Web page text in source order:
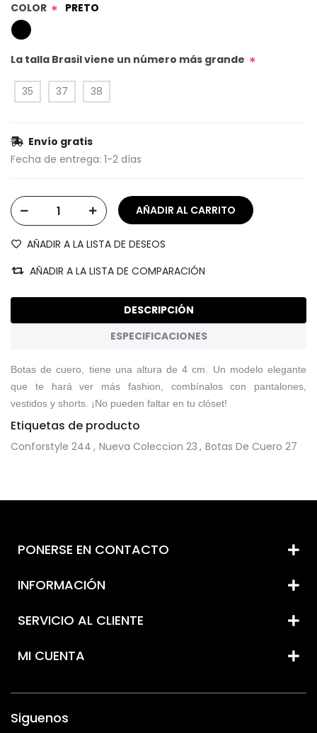
COLOR * PRETO
La talla Brasil viene un número más grande *
35 37 38
Envío gratis
Fecha de entrega: 1-2 días
AÑADIR A LA LISTA DE DESEOS
AÑADIR A LA LISTA DE COMPARACIÓN
DESCRIPCIÓN
ESPECIFICACIONES
Botas de cuero, tiene una altura de 4 cm. Un modelo elegante
que te hará ver más fashion, combínalos con pantalones,
vestidos y shorts. ¡No pueden faltar en tu clóset!
Etiquetas de producto
Conforstyle 244 , Nueva Coleccion 23 , Botas De Cuero 27
PONERSE EN CONTACTO
INFORMACIÓN
SERVICIO AL CLIENTE
MI CUENTA
Siguenos